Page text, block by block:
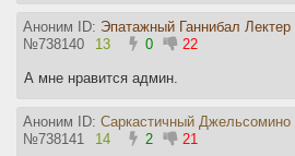
Аноним ID: Эпатажный Ганнибал Лектер
№738140 13 0 22
А мне нравится админ.
Аноним ID: Саркастичный Джельсомино
№738141 14 2 21